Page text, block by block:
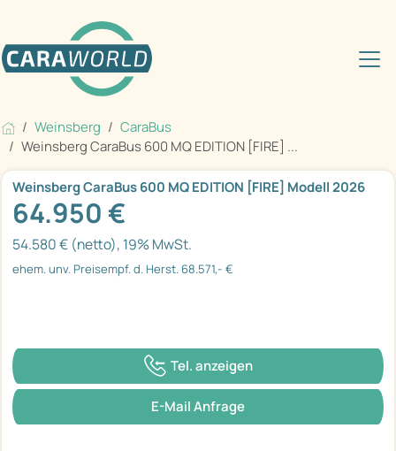
Weinsberg
CaraBus
Weinsberg CaraBus 600 MQ EDITION [FIRE] ...
Weinsberg CaraBus 600 MQ EDITION [FIRE] Modell 2026
64.950 €
54.580 € (netto), 19% MwSt.
ehem. unv. Preisempf. d. Herst. 68.571,- €
Tel. anzeigen
E-Mail Anfrage